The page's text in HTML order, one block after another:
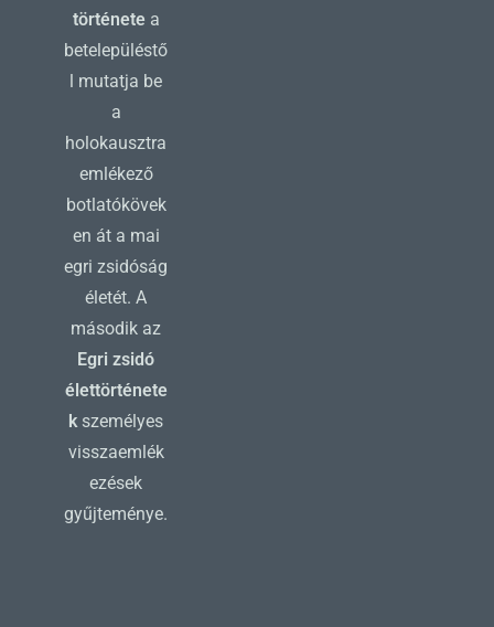
története a
betelepüléstő
l mutatja be
a
holokausztra
emlékező
botlatókövek
en át a mai
egri zsidóság
életét. A
második az
Egri zsidó
élettörténete
kszemélyes
visszaemlék
ezések
gyűjteménye.